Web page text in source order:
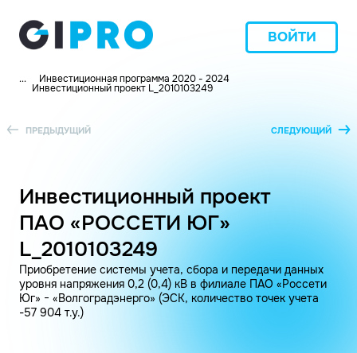
ВОЙТИ
... Инвестиционная программа 2020 - 2024
Инвестиционный проект L_2010103249
ПРЕДЫДУЩИЙ СЛЕДУЮЩИЙ
Инвестиционный проект
ПАО «РОССЕТИ ЮГ»
L_2010103249
Приобретение системы учета, сбора и передачи данных
уровня напряжения 0,2 (0,4) кВ в филиале ПАО «Россети
Юг» − «Волгоградэнерго» (ЭСК, количество точек учета
-57 904 т.у.)